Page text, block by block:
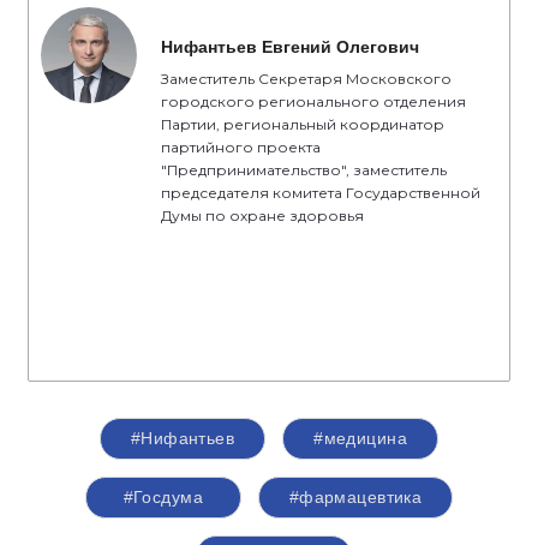
Нифантьев Евгений Олегович
Заместитель Секретаря Московского
городского регионального отделения
Партии, региональный координатор
партийного проекта
"Предпринимательство", заместитель
председателя комитета Государственной
Думы по охране здоровья
#Нифантьев #медицина
#Госдума #фармацевтика